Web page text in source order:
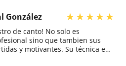
González ★★★★★
de canto! No solo es
sino que tambien sus
y motivantes. Su técnica es
que sus alumnos aprendan lo